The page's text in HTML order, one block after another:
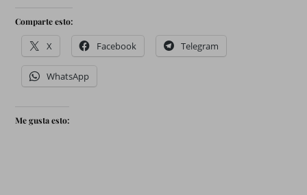
Comparte esto:
X Facebook Telegram
WhatsApp
Me gusta esto: